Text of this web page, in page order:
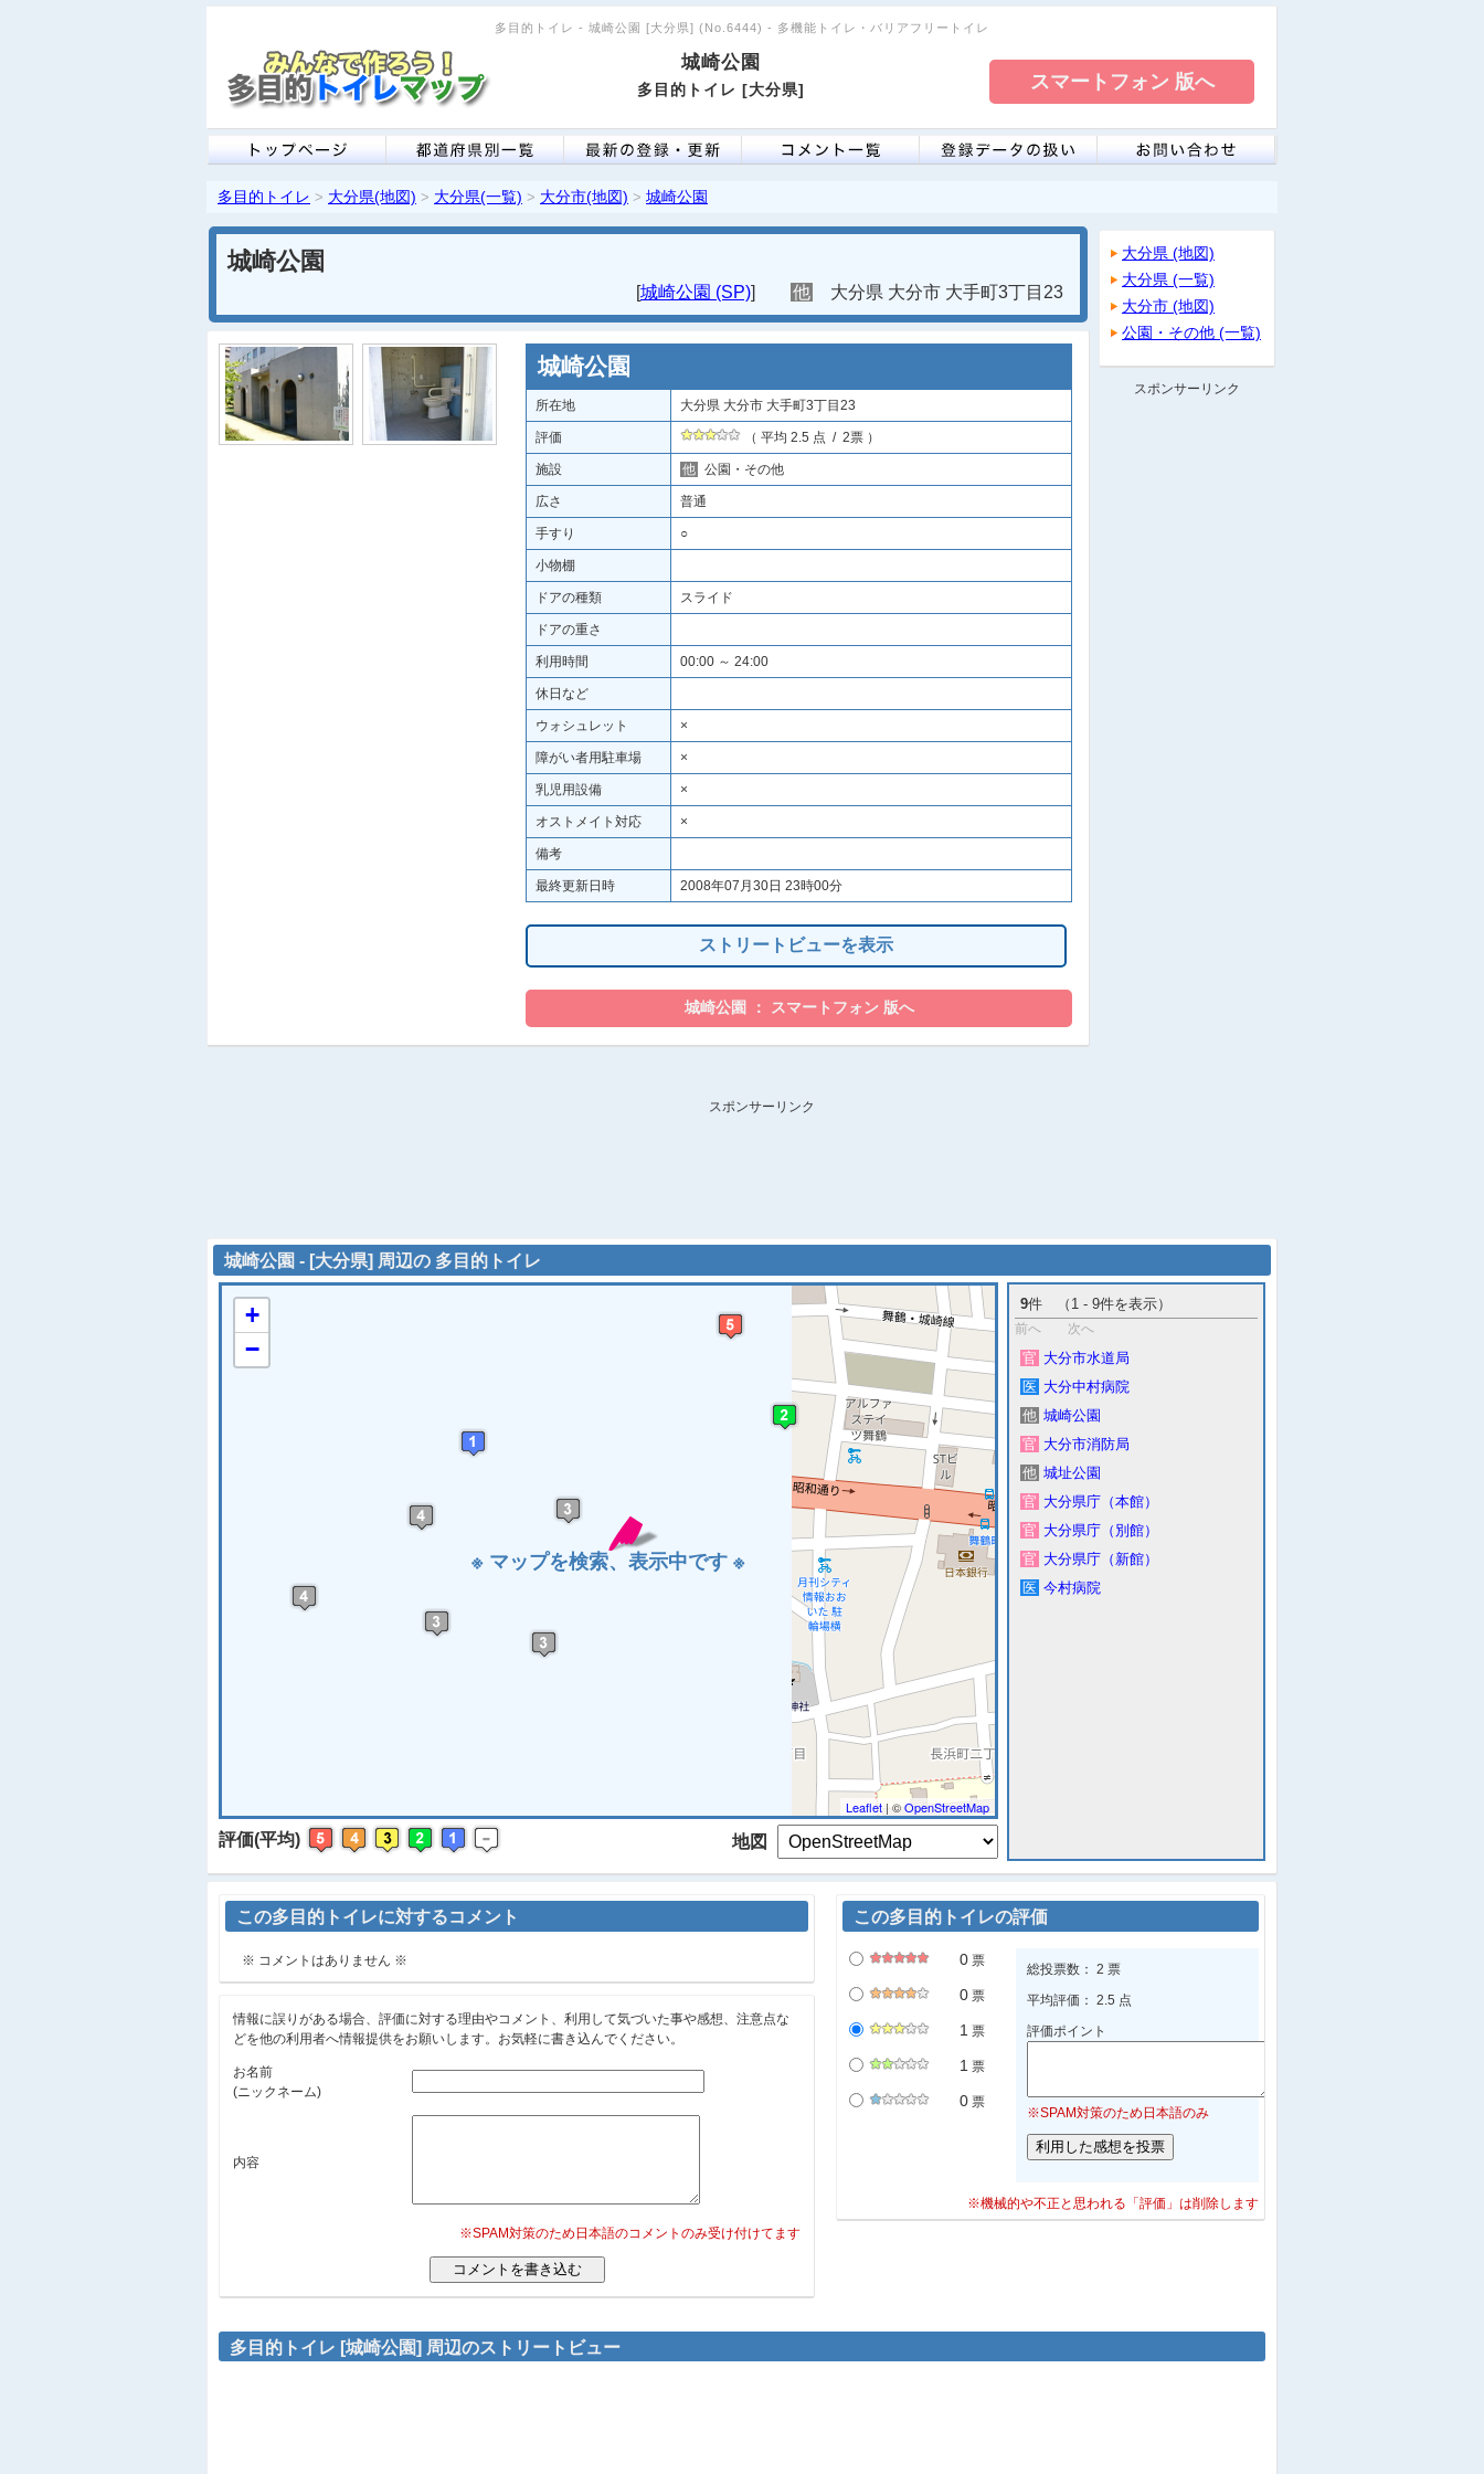
多目的トイレ - 城崎公園 [大分県] (No.6444) - 多機能トイレ・バリアフリートイレ
城崎公園
多目的トイレ [大分県]
多目的トイレ > 大分県(地図) > 大分県(一覧) > 大分市(地図) > 城崎公園
城崎公園
[城崎公園 (SP)] 他 大分県 大分市 大手町3丁目23
大分県 (地図)
大分県 (一覧)
大分市 (地図)
公園・その他 (一覧)
スポンサーリンク
城崎公園
所在地 大分県 大分市 大手町3丁目23
評価 （ 平均 2.5 点 / 2票 ）
施設 他 公園・その他
広さ 普通
手すり ○
小物棚
ドアの種類 スライド
ドアの重さ
利用時間 00:00 ～ 24:00
休日など
ウォシュレット ×
障がい者用駐車場 ×
乳児用設備 ×
オストメイト対応 ×
備考
最終更新日時 2008年07月30日 23時00分
ストリートビューを表示
スポンサーリンク
城崎公園 - [大分県] 周辺の 多目的トイレ
※ マップを検索、表示中です ※
+
−
Leaflet | ©OpenStreetMap
評価(平均) 地図
9件 （1 - 9件を表示）
前へ 次へ
官 大分市水道局
医 大分中村病院
他 城崎公園
官 大分市消防局
他 城址公園
官 大分県庁（本館）
官 大分県庁（別館）
官 大分県庁（新館）
医 今村病院
この多目的トイレの評価
0 票
0 票
1 票
1 票
0 票
総投票数： 2 票
平均評価： 2.5 点
評価ポイント
※SPAM対策のため日本語のみ
※機械的や不正と思われる「評価」は削除します
この多目的トイレに対するコメント
※ コメントはありません ※
情報に誤りがある場合、評価に対する理由やコメント、利用して気づいた事や感想、注意点な
どを他の利用者へ情報提供をお願いします。お気軽に書き込んでください。
お名前
(ニックネーム)
内容
※SPAM対策のため日本語のコメントのみ受け付けてます
多目的トイレ [城崎公園] 周辺のストリートビュー